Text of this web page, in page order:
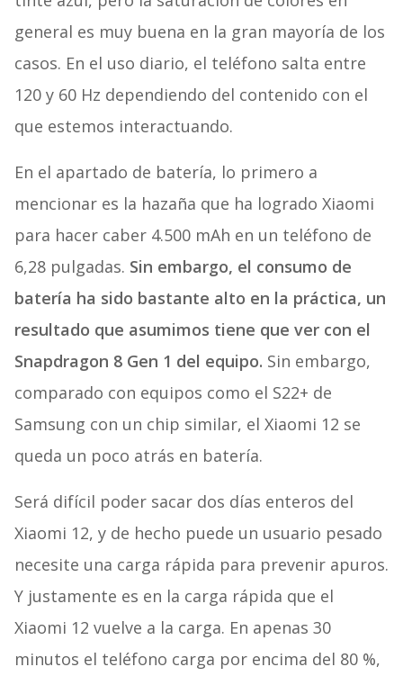
general es muy buena en la gran mayoría de los
casos. En el uso diario, el teléfono salta entre
120 y 60 Hz dependiendo del contenido con el
que estemos interactuando.
En el apartado de batería, lo primero a
mencionar es la hazaña que ha logrado Xiaomi
para hacer caber 4.500 mAh en un teléfono de
6,28 pulgadas. Sin embargo, el consumo de
batería ha sido bastante alto en la práctica, un
resultado que asumimos tiene que ver con el
Snapdragon 8 Gen 1 del equipo. Sin embargo,
comparado con equipos como el S22+ de
Samsung con un chip similar, el Xiaomi 12 se
queda un poco atrás en batería.
Será difícil poder sacar dos días enteros del
Xiaomi 12, y de hecho puede un usuario pesado
necesite una carga rápida para prevenir apuros.
Y justamente es en la carga rápida que el
Xiaomi 12 vuelve a la carga. En apenas 30
minutos el teléfono carga por encima del 80 %,